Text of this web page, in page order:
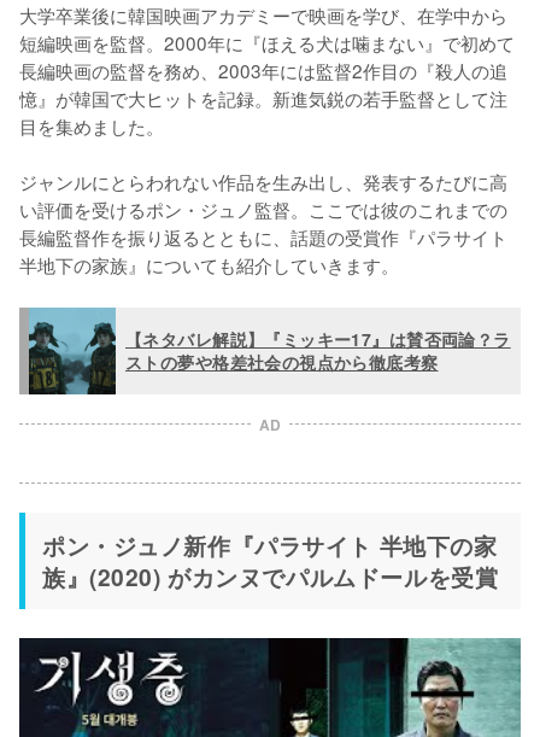
大学卒業後に韓国映画アカデミーで映画を学び、在学中から
短編映画を監督。2000年に『ほえる犬は噛まない』で初めて
長編映画の監督を務め、2003年には監督2作目の『殺人の追
憶』が韓国で大ヒットを記録。新進気鋭の若手監督として注
目を集めました。
ジャンルにとらわれない作品を生み出し、発表するたびに高
い評価を受けるポン・ジュノ監督。ここでは彼のこれまでの
長編監督作を振り返るとともに、話題の受賞作『パラサイト
半地下の家族』についても紹介していきます。
【ネタバレ解説】『ミッキー17』は賛否両論？ラ
ストの夢や格差社会の視点から徹底考察
AD
ポン・ジュノ新作『パラサイト 半地下の家
族』(2020) がカンヌでパルムドールを受賞